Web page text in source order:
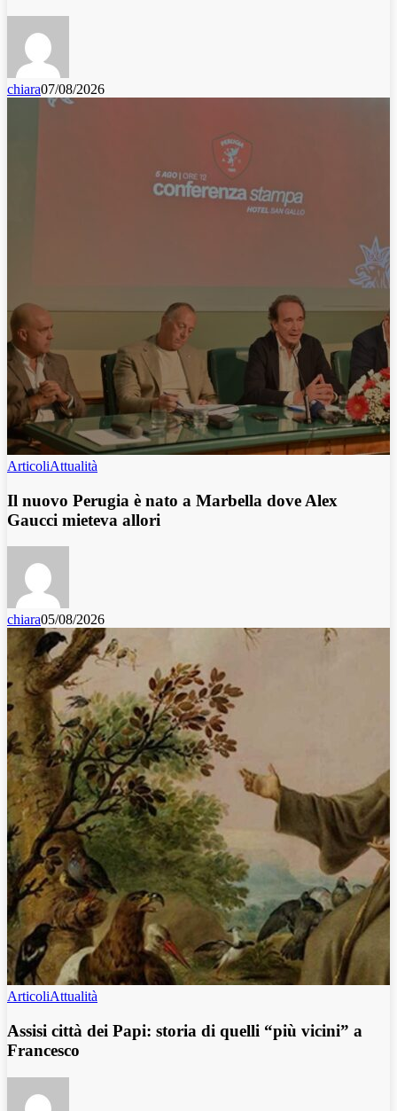
chiara07/08/2026
ArticoliAttualità
Il nuovo Perugia è nato a Marbella dove Alex
Gaucci mieteva allori
chiara05/08/2026
ArticoliAttualità
Assisi città dei Papi: storia di quelli “più vicini” a
Francesco